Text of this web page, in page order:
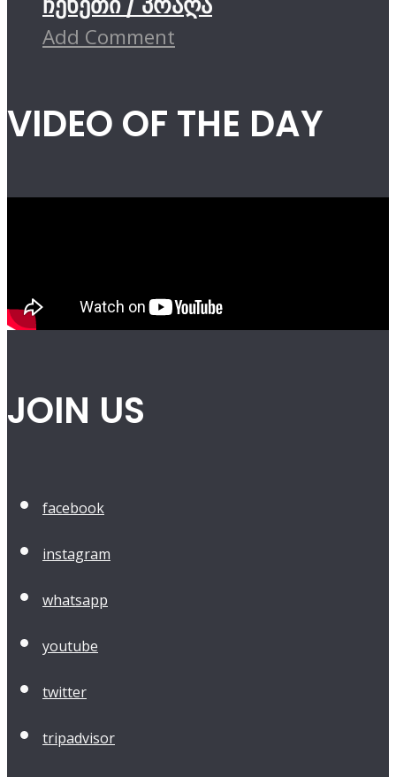
Add Comment
VIDEO OF THE DAY
JOIN US
facebook
instagram
whatsapp
youtube
twitter
tripadvisor